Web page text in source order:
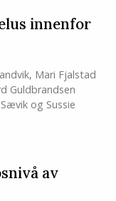
innenfor
, Mari Fjalstad
Guldbrandsen
og Sussie
av